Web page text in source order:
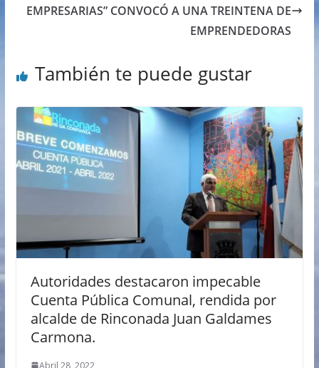
EMPRESARIAS” CONVOCÓ A UNA TREINTENA DE
EMPRENDEDORAS
También te puede gustar
Autoridades destacaron impecable
Cuenta Pública Comunal, rendida por
alcalde de Rinconada Juan Galdames
Carmona.
Abril 28, 2022